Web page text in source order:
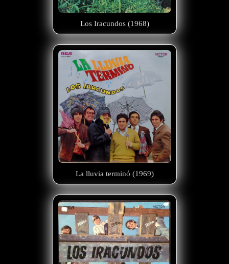
Los Iracundos (1968)
La lluvia terminó (1969)